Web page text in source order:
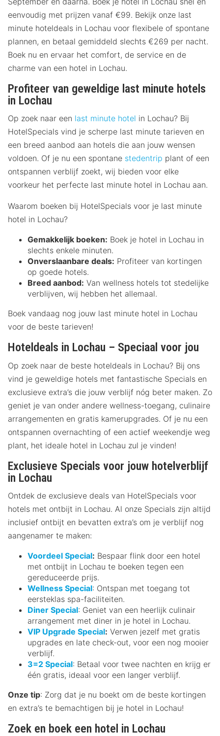
eenvoudig met prijzen vanaf €99. Bekijk onze last
minute hoteldeals in Lochau voor flexibele of spontane
plannen, en betaal gemiddeld slechts €269 per nacht.
Boek nu en ervaar het comfort, de service en de
charme van een hotel in Lochau.
Profiteer van geweldige last minute hotels
in Lochau
Op zoek naar een last minute hotel in Lochau? Bij
HotelSpecials vind je scherpe last minute tarieven en
een breed aanbod aan hotels die aan jouw wensen
voldoen. Of je nu een spontane stedentrip plant of een
ontspannen verblijf zoekt, wij bieden voor elke
voorkeur het perfecte last minute hotel in Lochau aan.
Waarom boeken bij HotelSpecials voor je last minute
hotel in Lochau?
Gemakkelijk boeken: Boek je hotel in Lochau in
slechts enkele minuten.
Onverslaanbare deals: Profiteer van kortingen
op goede hotels.
Breed aanbod: Van wellness hotels tot stedelijke
verblijven, wij hebben het allemaal.
Boek vandaag nog jouw last minute hotel in Lochau
voor de beste tarieven!
Hoteldeals in Lochau – Speciaal voor jou
Op zoek naar de beste hoteldeals in Lochau? Bij ons
vind je geweldige hotels met fantastische Specials en
exclusieve extra’s die jouw verblijf nóg beter maken. Zo
geniet je van onder andere wellness-toegang, culinaire
arrangementen en gratis kamerupgrades. Of je nu een
ontspannen overnachting of een actief weekendje weg
plant, het ideale hotel in Lochau zul je vinden!
Exclusieve Specials voor jouw hotelverblijf
in Lochau
Ontdek de exclusieve deals van HotelSpecials voor
hotels met ontbijt in Lochau. Al onze Specials zijn altijd
inclusief ontbijt en bevatten extra’s om je verblijf nog
aangenamer te maken:
Voordeel Special: Bespaar flink door een hotel
met ontbijt in Lochau te boeken tegen een
gereduceerde prijs.
Wellness Special: Ontspan met toegang tot
eersteklas spa-faciliteiten.
Diner Special: Geniet van een heerlijk culinair
arrangement met diner in je hotel in Lochau.
VIP Upgrade Special: Verwen jezelf met gratis
upgrades en late check-out, voor een nog mooier
verblijf.
3=2 Special: Betaal voor twee nachten en krijg er
één gratis, ideaal voor een langer verblijf.
Onze tip: Zorg dat je nu boekt om de beste kortingen
en extra’s te bemachtigen bij je hotel in Lochau!
Zoek en boek een hotel in Lochau